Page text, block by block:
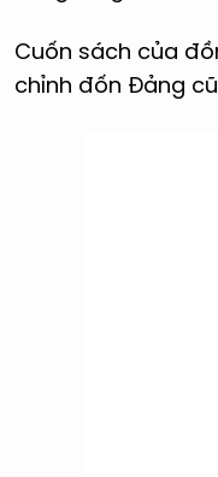
Cuốn sách của
chỉnh đốn Đảng